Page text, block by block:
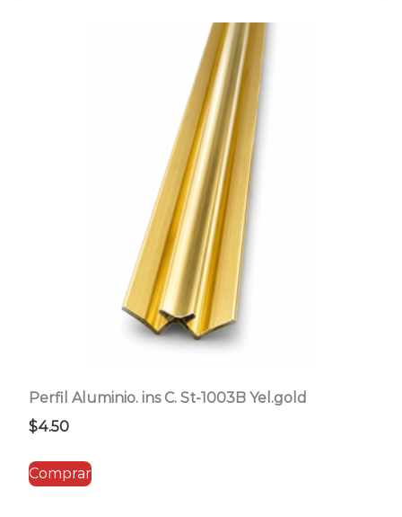
Perfil Aluminio. ins C. St-1003B Yel.gold
$4.50
Comprar